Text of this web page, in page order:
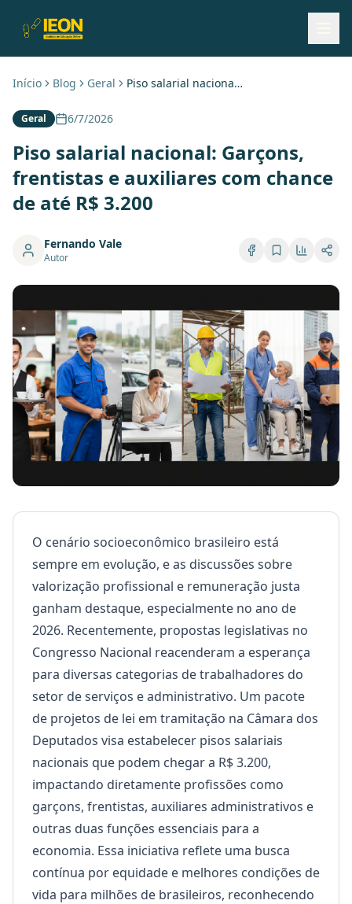
Início Blog Geral Piso salarial nacional: Garçons, frentistas e auxiliares com chance de até R$ 3.200
Geral 6/7/2026
Piso salarial nacional: Garçons,
frentistas e auxiliares com chance
de até R$ 3.200
Fernando Vale
Autor
O cenário socioeconômico brasileiro está
sempre em evolução, e as discussões sobre
valorização profissional e remuneração justa
ganham destaque, especialmente no ano de
2026. Recentemente, propostas legislativas no
Congresso Nacional reacenderam a esperança
para diversas categorias de trabalhadores do
setor de serviços e administrativo. Um pacote
de projetos de lei em tramitação na Câmara dos
Deputados visa estabelecer pisos salariais
nacionais que podem chegar a R$ 3.200,
impactando diretamente profissões como
garçons, frentistas, auxiliares administrativos e
outras duas funções essenciais para a
economia. Essa iniciativa reflete uma busca
contínua por equidade e melhores condições de
vida para milhões de brasileiros, reconhecendo